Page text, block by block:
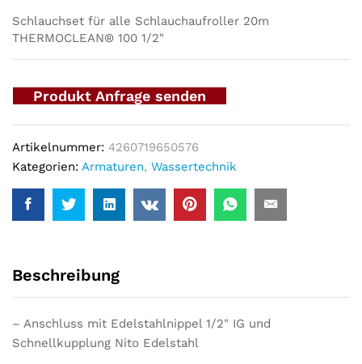
Schlauchset für alle Schlauchaufroller 20m
THERMOCLEAN® 100 1/2"
Produkt Anfrage senden
Artikelnummer: 4260719650576
Kategorien: Armaturen, Wassertechnik
Beschreibung
– Anschluss mit Edelstahlnippel 1/2" IG und
Schnellkupplung Nito Edelstahl